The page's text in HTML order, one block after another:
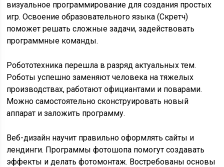
визуальное программирование для создания простых
игр. Освоение образовательного языка (Скретч)
поможет решать сложные задачи, задействовать
программные команды.
Робототехника перешла в разряд актуальных тем.
Роботы успешно заменяют человека на тяжелых
производствах, работают официантами и поварами.
Можно самостоятельно сконструировать новый
аппарат и заложить программу.
Веб-дизайн научит правильно оформлять сайты и
лендинги. Программы фотошопа помогут создавать
эффекты и делать фотомонтаж. Востребованы основы